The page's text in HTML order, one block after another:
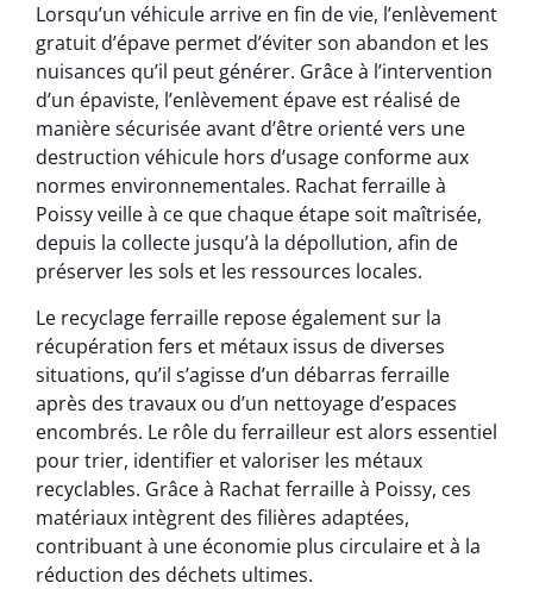
Lorsqu’un véhicule arrive en fin de vie, l’enlèvement
gratuit d’épave permet d’éviter son abandon et les
nuisances qu’il peut générer. Grâce à l’intervention
d’un épaviste, l’enlèvement épave est réalisé de
manière sécurisée avant d’être orienté vers une
destruction véhicule hors d’usage conforme aux
normes environnementales. Rachat ferraille à
Poissy veille à ce que chaque étape soit maîtrisée,
depuis la collecte jusqu’à la dépollution, afin de
préserver les sols et les ressources locales.
Le recyclage ferraille repose également sur la
récupération fers et métaux issus de diverses
situations, qu’il s’agisse d’un débarras ferraille
après des travaux ou d’un nettoyage d’espaces
encombrés. Le rôle du ferrailleur est alors essentiel
pour trier, identifier et valoriser les métaux
recyclables. Grâce à Rachat ferraille à Poissy, ces
matériaux intègrent des filières adaptées,
contribuant à une économie plus circulaire et à la
réduction des déchets ultimes.